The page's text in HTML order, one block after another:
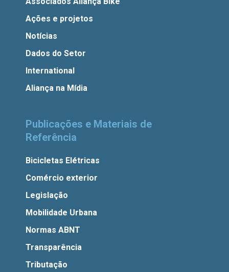
Ações e projetos
Notícias
Dados do Setor
International
Aliança na Mídia
Publicações e Materiais de
Referência
Bicicletas Elétricas
Comércio exterior
Legislação
Mobilidade Urbana
Normas ABNT
Transparência
Tributação